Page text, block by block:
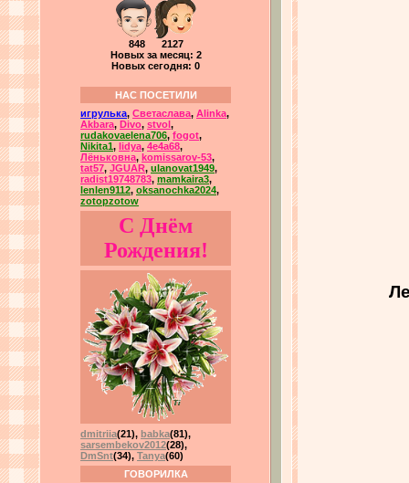
848 2127
Новых за месяц: 2
Новых сегодня: 0
НАС ПОСЕТИЛИ
игрулька, Светаслава, Alinka,
Akbara, Divo, stvol ,
rudakovaelena706, fogot,
Nikita1, lidya, 4e4a68,
Лёньковна, komissarov-53,
tat57, JGUAR, ulanovat1949,
radist19748783, mamkaira3,
lenlen9112, oksanochka2024,
zotopzotow
С Днём
Рождения!
dmitriia(21), babka(81),
sarsembekov2012(28),
DmSnt(34), Tanya(60)
ГОВОРИЛКА